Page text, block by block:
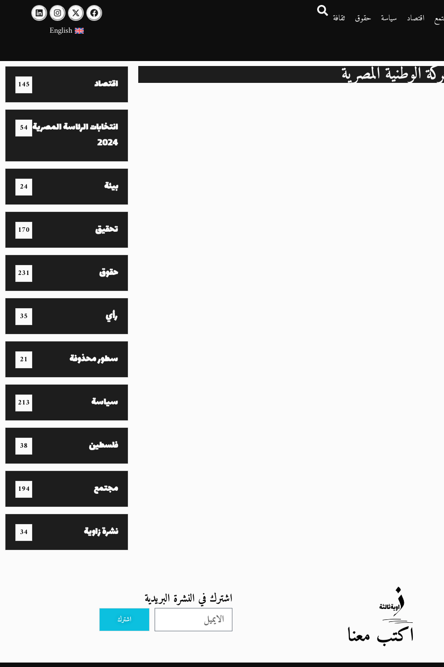
اقتصاد سياسة حقوق
ثقافة
English
الوطنية المصرية اقتصاد 145
انتخابات الرئاسة المصرية
2024
54
بيئة 24
تحقيق 170
حقوق 231
رأي 35
سطور محذوفة 21
سياسة 213
فلسطين 38
مجتمع 194
نشرة زاوية 34
اكتب معنا
اشترك في النشرة البريدية
اشترك